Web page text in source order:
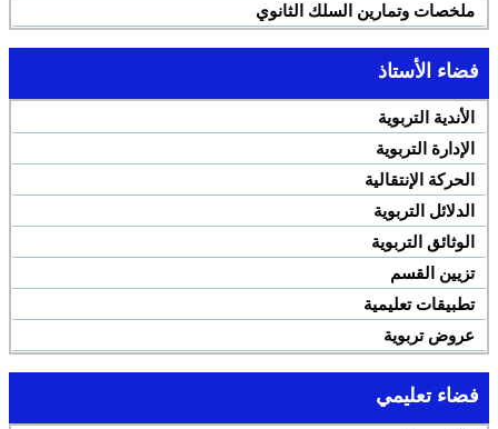
ملخصات وتمارين السلك الثانوي
فضاء الأستاذ
الأندية التربوية
الإدارة التربوية
الحركة الإنتقالية
الدلائل التربوية
الوثائق التربوية
تزيين القسم
تطبيقات تعليمية
عروض تربوية
فضاء تعليمي